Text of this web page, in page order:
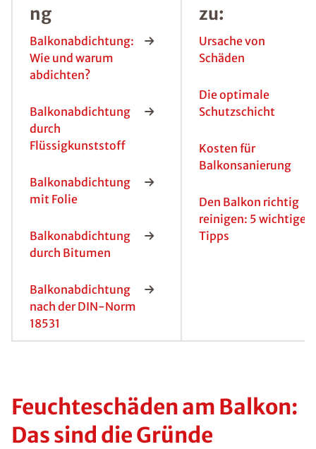
ng
Balkonabdichtung:
Wie und warum
abdichten?
Balkonabdichtung
durch
Flüssigkunststoff
Balkonabdichtung
mit Folie
Balkonabdichtung
durch Bitumen
Balkonabdichtung
nach der DIN-Norm
18531
zu:
Ursache von
Schäden
Die optimale
Schutzschicht
Kosten für
Balkonsanierung
Den Balkon richtig
reinigen: 5 wichtige
Tipps
Feuchteschäden am Balkon:
Das sind die Gründe